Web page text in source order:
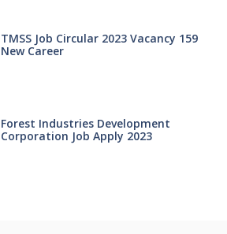
TMSS Job Circular 2023 Vacancy 159
New Career
Forest Industries Development
Corporation Job Apply 2023